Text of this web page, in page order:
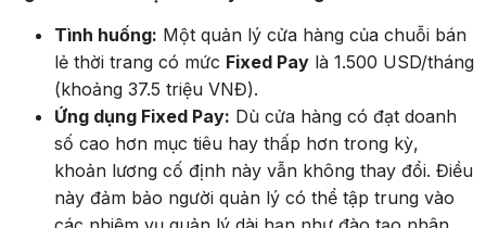
Tình huống: Một quản lý cửa hàng của chuỗi bán
lẻ thời trang có mức Fixed Pay là 1.500 USD/tháng
(khoảng 37.5 triệu VNĐ).
Ứng dụng Fixed Pay: Dù cửa hàng có đạt doanh
số cao hơn mục tiêu hay thấp hơn trong kỳ,
khoản lương cố định này vẫn không thay đổi. Điều
này đảm bảo người quản lý có thể tập trung vào